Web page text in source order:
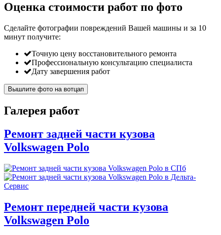
Оценка стоимости работ по фото
Сделайте фотографии повреждений Вашей машины и за 10
минут получите:
Точную цену восстановительного ремонта
Профессиональную консультацию специалиста
Дату завершения работ
Вышлите фото на вотцап
Галерея работ
Ремонт задней части кузова
Volkswagen Polo
Ремонт передней части кузова
Volkswagen Polo